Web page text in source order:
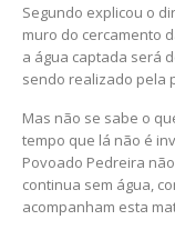
Segundo explicou o
muro do cercamento
a água captada será
sendo realizado pela
Mas não se sabe o
tempo que lá não é
Povoado Pedreira
continua sem água,
acompanham esta